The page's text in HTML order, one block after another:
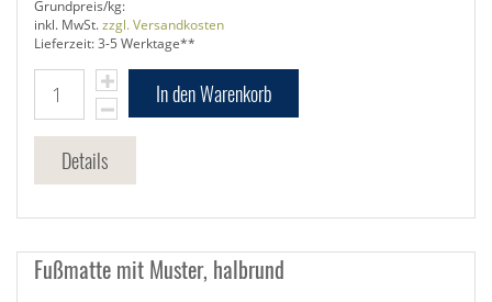
Grundpreis/kg:
inkl. MwSt.zzgl. Versandkosten
Lieferzeit: 3-5 Werktage**
In den Warenkorb
Details
Fußmatte mit Muster, halbrund